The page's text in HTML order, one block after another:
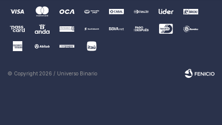
© Copyright 2026 / Universo Binario